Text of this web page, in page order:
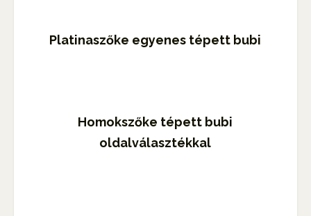
Platinaszőke egyenes tépett bubi
Homokszőke tépett bubi
oldalválasztékkal